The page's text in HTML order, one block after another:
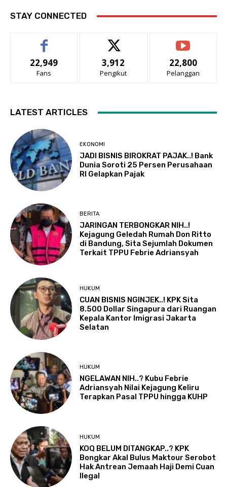
STAY CONNECTED
22,949
Fans
3,912
Pengikut
22,800
Pelanggan
LATEST ARTICLES
EKONOMI
JADI BISNIS BIROKRAT PAJAK..! Bank
Dunia Soroti 25 Persen Perusahaan
RI Gelapkan Pajak
BERITA
JARINGAN TERBONGKAR NIH..!
Kejagung Geledah Rumah Don Ritto
di Bandung, Sita Sejumlah Dokumen
Terkait TPPU Febrie Adriansyah
HUKUM
CUAN BISNIS NGINJEK..! KPK Sita
8.500 Dollar Singapura dari Ruangan
Kepala Kantor Imigrasi Jakarta
Selatan
HUKUM
NGELAWAN NIH..? Kubu Febrie
Adriansyah Nilai Kejagung Keliru
Terapkan Pasal TPPU hingga KUHP
HUKUM
KOQ BELUM DITANGKAP..? KPK
Bongkar Akal Bulus Maktour Serobot
Hak Antrean Jemaah Haji Demi Cuan
Ilegal